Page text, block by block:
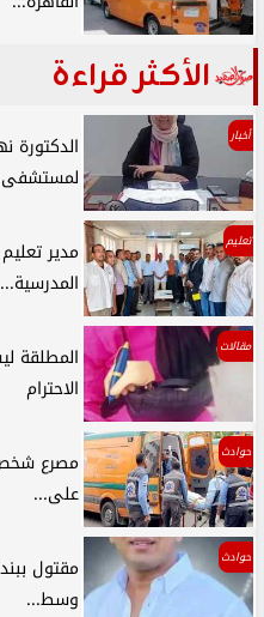
الأكثر قراءة
أخبار
الدكتورة
لمستشفى
تعليم
مدير
المدرسية...
مقالات
المطلقة
الاحترام
حوادث
مصرع شخص
على...
حوادث
مقتول
وسط...